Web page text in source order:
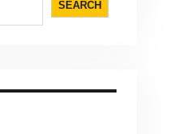
SEARCH